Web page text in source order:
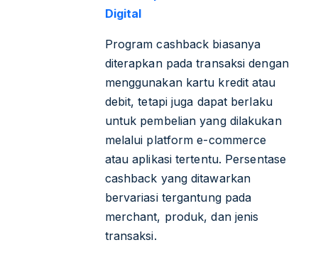
Digital
Program cashback biasanya
diterapkan pada transaksi dengan
menggunakan kartu kredit atau
debit, tetapi juga dapat berlaku
untuk pembelian yang dilakukan
melalui platform e-commerce
atau aplikasi tertentu. Persentase
cashback yang ditawarkan
bervariasi tergantung pada
merchant, produk, dan jenis
transaksi.